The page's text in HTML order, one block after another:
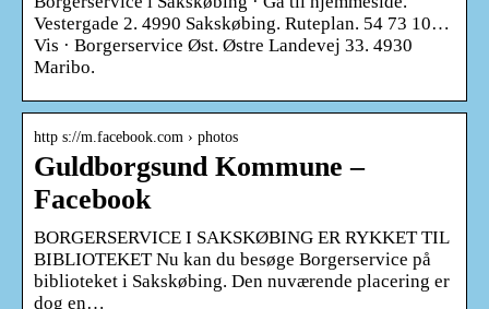
Vestergade 2. 4990 Sakskøbing. Ruteplan. 54 73 10…
Vis · Borgerservice Øst. Østre Landevej 33. 4930
Maribo.
http s://m.facebook.com › photos
Guldborgsund Kommune –
Facebook
BORGERSERVICE I SAKSKØBING ER RYKKET TIL
BIBLIOTEKET Nu kan du besøge Borgerservice på
biblioteket i Sakskøbing. Den nuværende placering er
dog en…